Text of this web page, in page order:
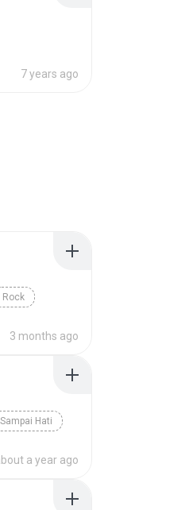
7 years ago
Rock
3 months ago
Sampai Hati
a year ago